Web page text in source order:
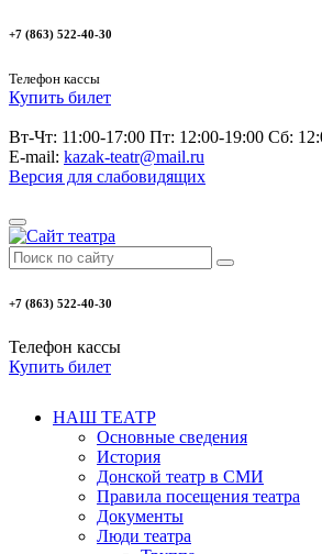
+7 (863) 522-40-30
Телефон кассы
Купить билет
Вт-Чт: 11:00-17:00 Пт: 12:00-19:00 Сб:
E-mail: kazak-teatr@mail.ru
Версия для слабовидящих
+7 (863) 522-40-30
Телефон кассы
Купить билет
НАШ ТЕАТР
Основные сведения
История
Донской театр в СМИ
Правила посещения театра
Документы
Люди театра